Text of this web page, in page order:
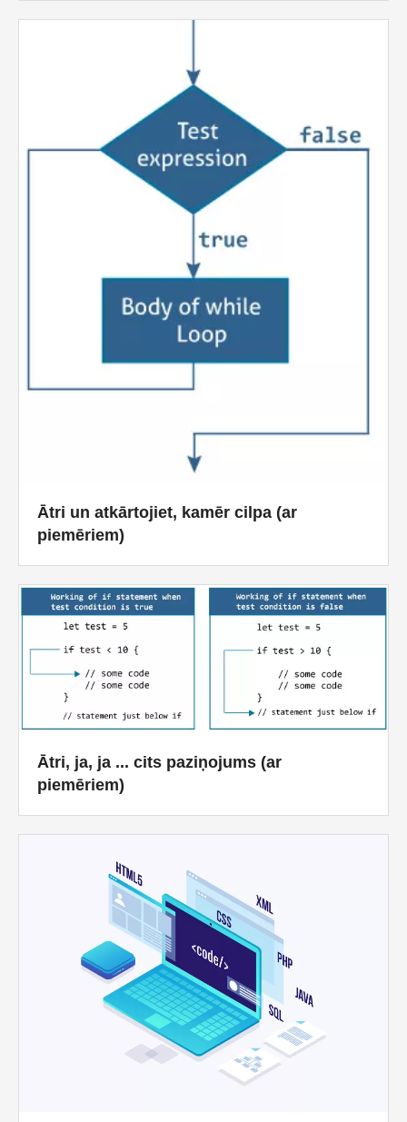
Ātri un atkārtojiet, kamēr cilpa (ar
piemēriem)
Ātri, ja, ja ... cits paziņojums (ar
piemēriem)